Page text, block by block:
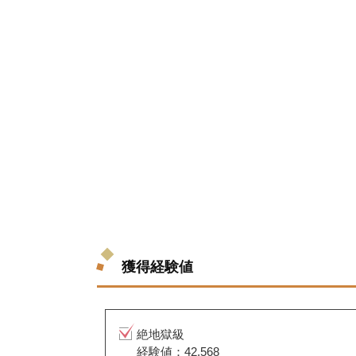
獲得経験値
絶地獄級
経験値：42,568